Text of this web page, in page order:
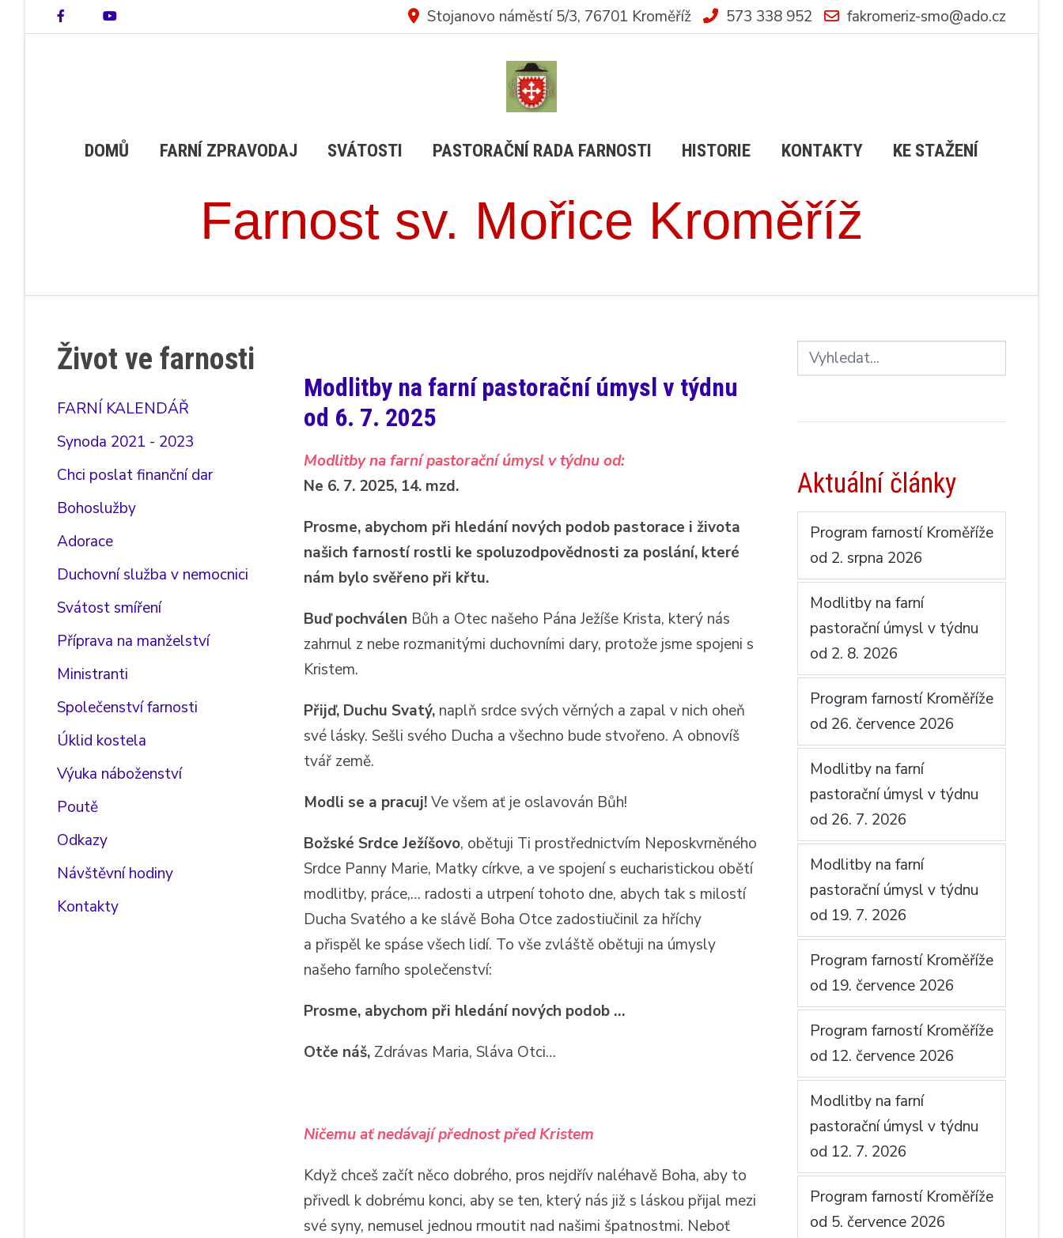
Stojanovo náměstí 5/3, 76701 Kroměříž 573 338 952 fakromeriz-smo@ado.cz
DOMŮ FARNÍ ZPRAVODAJ SVÁTOSTI PASTORAČNÍ RADA FARNOSTI HISTORIE KONTAKTY KE STAŽENÍ
Farnost sv. Mořice Kroměříž
Život ve farnosti
FARNÍ KALENDÁŘ
Synoda 2021 - 2023
Chci poslat finanční dar
Bohoslužby
Adorace
Duchovní služba v nemocnici
Svátost smíření
Příprava na manželství
Ministranti
Společenství farnosti
Úklid kostela
Výuka náboženství
Poutě
Odkazy
Návštěvní hodiny
Kontakty
Modlitby na farní pastorační úmysl v týdnu
od 6. 7. 2025
Modlitby na farní pastorační úmysl v týdnu od:
Ne 6. 7. 2025, 14. mzd.
Prosme, abychom při hledání nových podob pastorace i života
našich farností rostli ke spoluzodpovědnosti za poslání, které
nám bylo svěřeno při křtu.
Buď pochválen Bůh a Otec našeho Pána Ježíše Krista, který nás
zahrnul z nebe rozmanitými duchovními dary, protože jsme spojeni s
Kristem.
Přijď, Duchu Svatý,naplň srdce svých věrných a zapal v nich oheň
své lásky. Sešli svého Ducha a všechno bude stvořeno. A obnovíš
tvář země.
Modli se a pracuj!Ve všem ať je oslavován Bůh!
Božské Srdce Ježíšovo, obětuji Ti prostřednictvím Neposkvrněného
Srdce Panny Marie, Matky církve, a ve spojení s eucharistickou obětí
modlitby, práce,… radosti a utrpení tohoto dne, abych tak s milostí
Ducha Svatého a ke slávě Boha Otce zadostiučinil za hříchy
a přispěl ke spáse všech lidí. To vše zvláště obětuji na úmysly
našeho farního společenství:
Prosme, abychom při hledání nových podob …
Otče náš, Zdrávas Maria, Sláva Otci…
Ničemu ať nedávají přednost před Kristem
Když chceš začít něco dobrého, pros nejdřív naléhavě Boha, aby to
přivedl k dobrému konci, aby se ten, který nás již s láskou přijal mezi
své syny, nemusel jednou rmoutit nad našimi špatnostmi. Neboť
Aktuální články
Program farností Kroměříže
od 2. srpna 2026
Modlitby na farní
pastorační úmysl v týdnu
od 2. 8. 2026
Program farností Kroměříže
od 26. července 2026
Modlitby na farní
pastorační úmysl v týdnu
od 26. 7. 2026
Modlitby na farní
pastorační úmysl v týdnu
od 19. 7. 2026
Program farností Kroměříže
od 19. července 2026
Program farností Kroměříže
od 12. července 2026
Modlitby na farní
pastorační úmysl v týdnu
od 12. 7. 2026
Program farností Kroměříže
od 5. července 2026